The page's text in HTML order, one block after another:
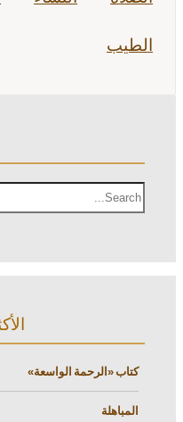
الطيب
كتاب «الرحمة الواسعة»
المباهلة